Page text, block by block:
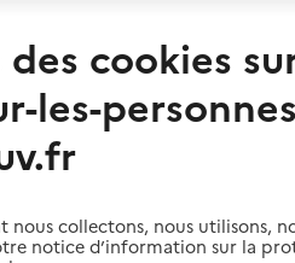
l'annuaire
cookies
les-
nous collectons, nous utilisons,
notice d’information sur la